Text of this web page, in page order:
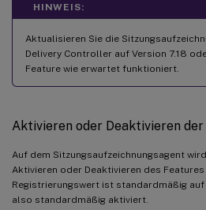
HINWEIS:
Aktualisieren Sie die
Delivery Controller auf Version 7.18
Feature wie erwartet funktioniert.
Aktivieren oder Deaktivieren
Auf dem Sitzungsaufzeichnungsagent
Aktivieren oder Deaktivieren des
Registrierungswert ist standardmäßig auf
also standardmäßig aktiviert.